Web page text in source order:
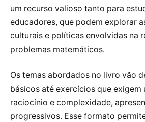
um recurso valioso tanto para
educadores, que podem explorar
culturais e políticas envolvidas na
problemas matemáticos.
Os temas abordados no livro vão
básicos até exercícios que
raciocínio e complexidade,
progressivos. Esse formato